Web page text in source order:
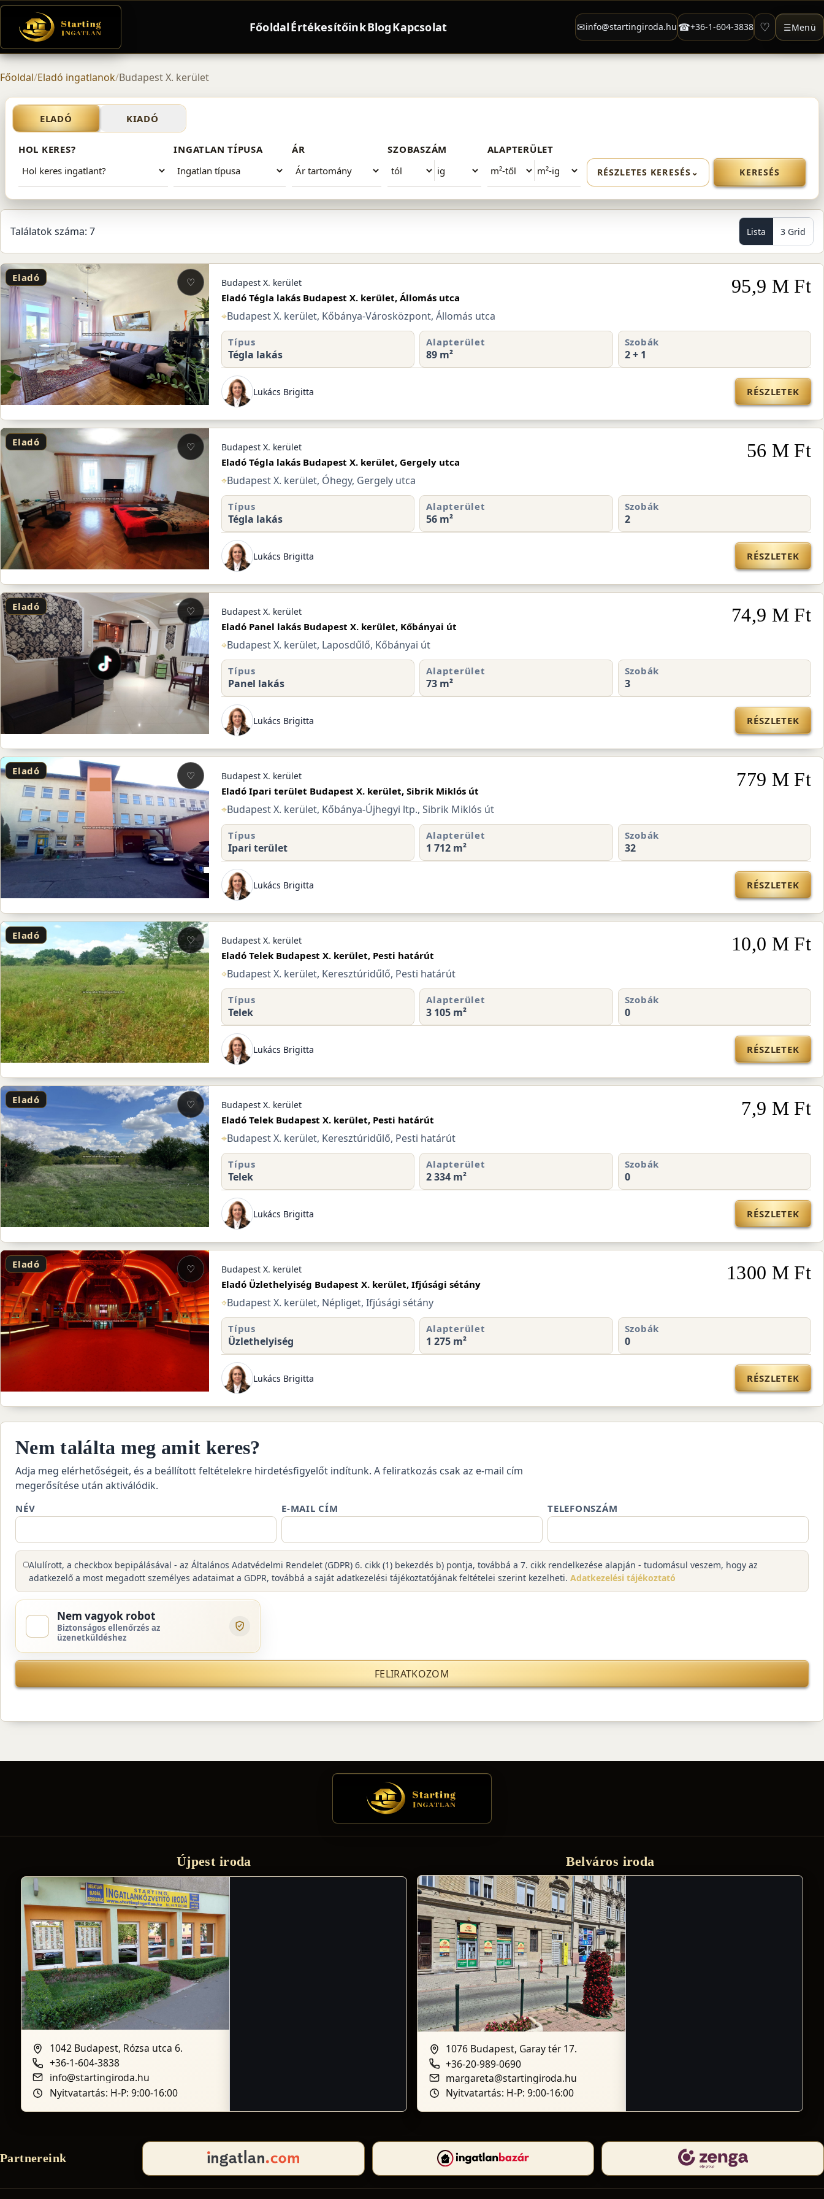
FőoldalÉrtékesítőinkBlogKapcsolat ✉info@startingiroda.hu ☎+36-1-604-3838 ♡ ☰Menü
Főoldal/Eladó ingatlanok/Budapest X. kerület
Eladó ingatlanok – Budapest X. kerület
ELADÓ KIADÓ
HOL KERES? INGATLAN TÍPUSA ÁR SZOBASZÁM ALAPTERÜLET
RÉSZLETES KERESÉS ⌄ KERESÉS
Találatok száma: 7 Lista 3 Grid
Eladó ♡ Budapest X. kerület
Eladó Tégla lakás Budapest X. kerület, Állomás utca
95,9 M Ft
⌖Budapest X. kerület, Kőbánya-Városközpont, Állomás utca
Típus
Tégla lakás
Alapterület
89 m²
Szobák
2 + 1
Lukács Brigitta RÉSZLETEK
Eladó ♡ Budapest X. kerület
Eladó Tégla lakás Budapest X. kerület, Gergely utca
56 M Ft
⌖Budapest X. kerület, Óhegy, Gergely utca
Típus
Tégla lakás
Alapterület
56 m²
Szobák
2
Lukács Brigitta RÉSZLETEK
Eladó ♡ Budapest X. kerület
Eladó Panel lakás Budapest X. kerület, Kőbányai út
74,9 M Ft
⌖Budapest X. kerület, Laposdűlő, Kőbányai út
Típus
Panel lakás
Alapterület
73 m²
Szobák
3
Lukács Brigitta RÉSZLETEK
Eladó ♡ Budapest X. kerület
Eladó Ipari terület Budapest X. kerület, Sibrik Miklós út
779 M Ft
⌖Budapest X. kerület, Kőbánya-Újhegyi ltp., Sibrik Miklós út
Típus
Ipari terület
Alapterület
1 712 m²
Szobák
32
Lukács Brigitta RÉSZLETEK
Eladó ♡ Budapest X. kerület
Eladó Telek Budapest X. kerület, Pesti határút
10,0 M Ft
⌖Budapest X. kerület, Keresztúridűlő, Pesti határút
Típus
Telek
Alapterület
3 105 m²
Szobák
0
Lukács Brigitta RÉSZLETEK
Eladó ♡ Budapest X. kerület
Eladó Telek Budapest X. kerület, Pesti határút
7,9 M Ft
⌖Budapest X. kerület, Keresztúridűlő, Pesti határút
Típus
Telek
Alapterület
2 334 m²
Szobák
0
Lukács Brigitta RÉSZLETEK
Eladó ♡ Budapest X. kerület
Eladó Üzlethelyiség Budapest X. kerület, Ifjúsági sétány
1300 M Ft
⌖Budapest X. kerület, Népliget, Ifjúsági sétány
Típus
Üzlethelyiség
Alapterület
1 275 m²
Szobák
0
Lukács Brigitta RÉSZLETEK
Nem találta meg amit keres?
Adja meg elérhetőségeit, és a beállított feltételekre hirdetésfigyelőt indítunk. A feliratkozás csak az e-mail cím
megerősítése után aktiválódik.
NÉV E-MAIL CÍM TELEFONSZÁM
Alulírott, a checkbox bepipálásával - az Általános Adatvédelmi Rendelet (GDPR) 6. cikk (1) bekezdés b) pontja, továbbá a 7. cikk rendelkezése alapján - tudomásul veszem, hogy az
adatkezelő a most megadott személyes adataimat a GDPR, továbbá a saját adatkezelési tájékoztatójának feltételei szerint kezelheti. Adatkezelési tájékoztató
Nem vagyok robot
Biztonságos ellenőrzés az
üzenetküldéshez
FELIRATKOZOM
Újpest iroda
1042 Budapest, Rózsa utca 6.
+36-1-604-3838
info@startingiroda.hu
Nyitvatartás: H-P: 9:00-16:00
Belváros iroda
1076 Budapest, Garay tér 17.
+36-20-989-0690
margareta@startingiroda.hu
Nyitvatartás: H-P: 9:00-16:00
Partnereink